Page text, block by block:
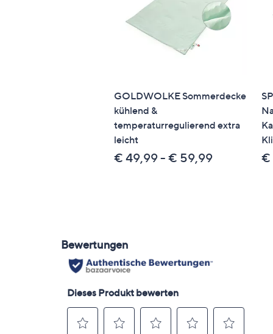
GOLDWOLKE Sommerdecke
kühlend &
temperaturregulierend extra
leicht
€ 49,99 - € 59,99 €